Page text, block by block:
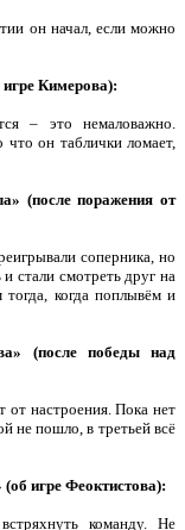
он начал, если можно
Кимерова):
– это немаловажно.
что он таблички ломает,
(после поражения от
соперника, но
стали смотреть друг на
когда поплывём и
(после победы над
от настроения. Пока нет
не пошло, в третьей всё
игре Феоктистова):
команду. Не